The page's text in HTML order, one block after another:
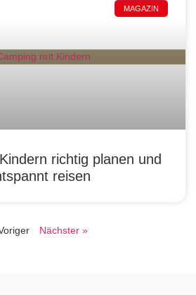
MAGAZIN
richtig planen und
reisen
Nächster »